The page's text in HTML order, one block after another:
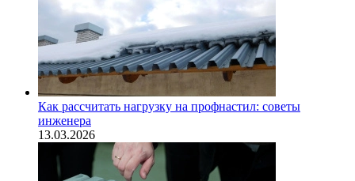
Как рассчитать нагрузку на профнастил: советы
инженера
13.03.2026